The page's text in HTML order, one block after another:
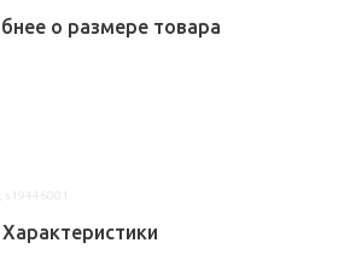
о размере товара
Характеристики